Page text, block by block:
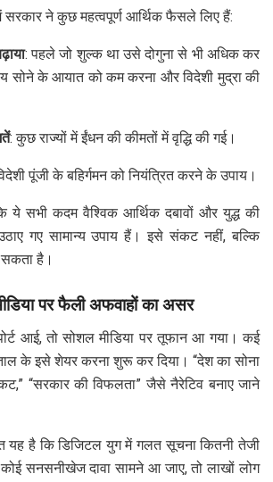
सरकार ने कुछ महत्वपूर्ण आर्थिक फैसले लिए हैं:
: पहले जो शुल्क था उसे दोगुना से भी अधिक कर
सोने के आयात को कम करना और विदेशी मुद्रा की
: कुछ राज्यों में ईंधन की कीमतों में वृद्धि की गई।
पूंजी के बहिर्गमन को नियंत्रित करने के उपाय।
ये सभी कदम वैश्विक आर्थिक दबावों और युद्ध की
गए सामान्य उपाय हैं। इसे संकट नहीं, बल्कि
है।
पर फैली अफवाहों का असर
आई, तो सोशल मीडिया पर तूफान आ गया। कई
के इसे शेयर करना शुरू कर दिया। “देश का सोना
“सरकार की विफलता” जैसे नैरेटिव बनाए जाने
यह है कि डिजिटल युग में गलत सूचना कितनी तेजी
सनसनीखेज दावा सामने आ जाए, तो लाखों लोग